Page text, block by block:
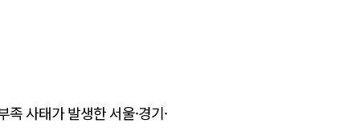
사태가 발생한 서울·경기·